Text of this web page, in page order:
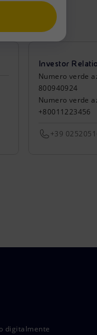
Investor
Numero verde
800940924
Numero verde
+80011223456
+39
digitalmente